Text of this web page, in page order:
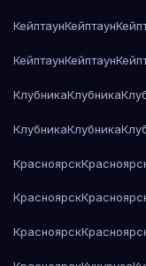
КейптаунКейптаун
КейптаунКейптаун
КлубникаКлубника
КлубникаКлубника
Красноярск
Красноярск
Красноярск